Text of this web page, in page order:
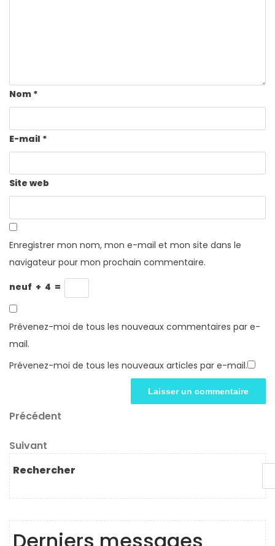
Nom *
E-mail *
Site web
Enregistrer mon nom, mon e-mail et mon site dans le
navigateur pour mon prochain commentaire.
neuf + 4 =
Prévenez-moi de tous les nouveaux commentaires par e-
mail.
Prévenez-moi de tous les nouveaux articles par e-mail.
Navigation
de
l’article
Article
Précédent
Article
suivant
Suivant
Rechercher